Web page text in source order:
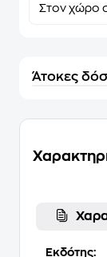
Στον χώρο
Άτοκες
Εκδότης: